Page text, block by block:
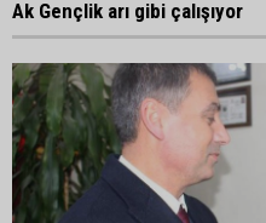
Ak Gençlik arı gibi çalışıyor